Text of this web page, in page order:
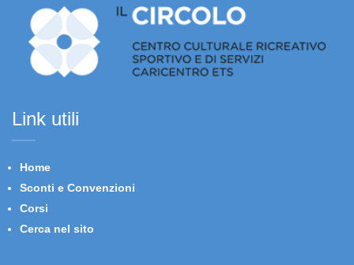
Link utili
Home
Sconti e Convenzioni
Corsi
Cerca nel sito